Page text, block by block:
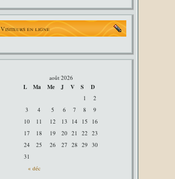
Visiteurs en ligne
août 2026
L Ma Me J V S D
« déc
1
2
3
4 5 6 7 8
9
10
11 12 13 14 15
16
17
18 19 20 21 22 23
24
25 26 27 28 29 30
31